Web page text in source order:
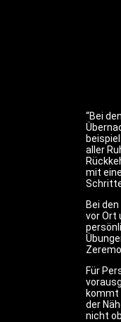
“Bei
aller
mit
Bei
vor Ort
Für
kommt
der
nicht